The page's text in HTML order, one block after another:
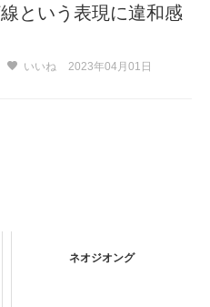
という表現に違和感
いいね
2023年04月01日
ネオジオング